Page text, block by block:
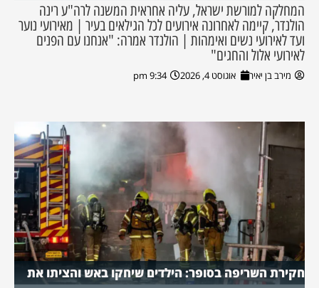
המחלקה למורשת ישראל, עליה אחראית המשנה לרה"ע רינה
הולנדר, קיימה לאחרונה אירועים לכל הגילאים בעיר | מאירועי נוער
ועד לאירועי נשים ואימהות | הולנדר אמרה: "אנחנו עם הפנים
לאירועי אלול והחגים"
מירב בן יאיר אוגוסט 4, 2026 9:34 pm
חקירת השריפה בסופר: הילדים שיחקו באש והציתו את